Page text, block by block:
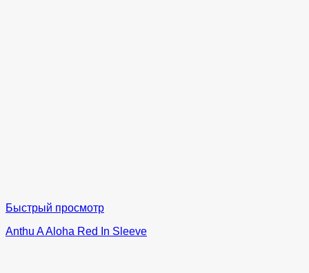
Быстрый просмотр
Anthu A Aloha Red In Sleeve